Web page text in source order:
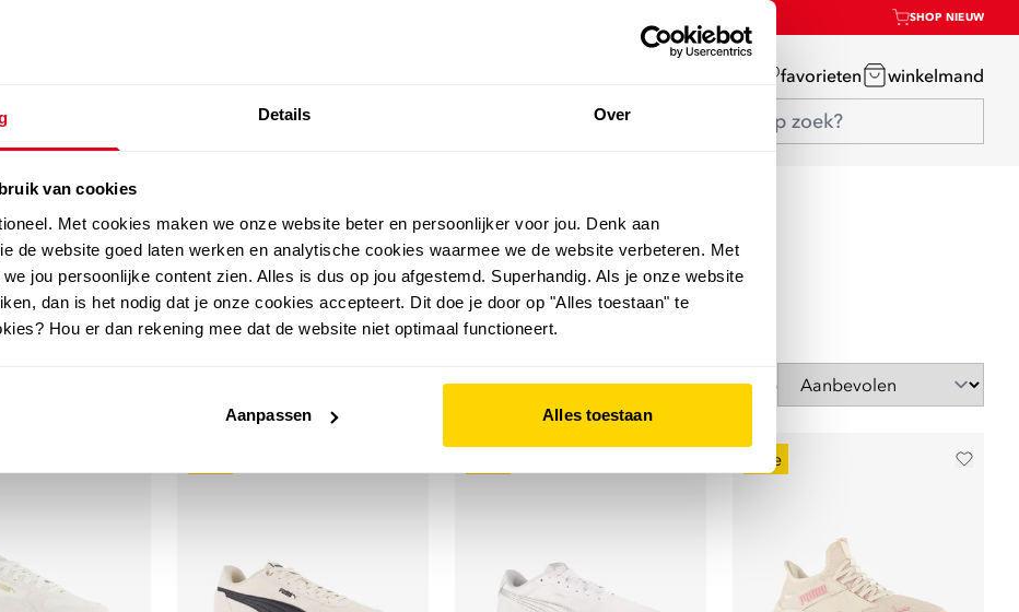
Details Over
van cookies
Met cookies maken we onze website beter en persoonlijker voor jou. Denk aan
de website goed laten werken en analytische cookies waarmee we de website verbeteren. Met
jou persoonlijke content zien. Alles is dus op jou afgestemd. Superhandig. Als je onze website
dan is het nodig dat je onze cookies accepteert. Dit doe je door op "Alles toestaan" te
Hou er dan rekening mee dat de website niet optimaal functioneert.
Aanpassen Alles toestaan
SHOP NIEUW
favorieten winkelmand
merken
Sorteer op
sale